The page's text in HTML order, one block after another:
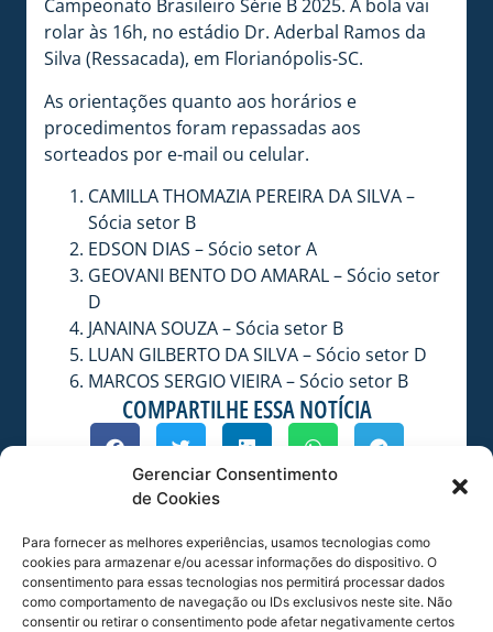
Gerenciar Consentimento
de Cookies
Para fornecer as melhores experiências, usamos tecnologias como
cookies para armazenar e/ou acessar informações do dispositivo. O
consentimento para essas tecnologias nos permitirá processar dados
como comportamento de navegação ou IDs exclusivos neste site. Não
consentir ou retirar o consentimento pode afetar negativamente certos
Campeonato Brasileiro Série B 2025. A bola vai
rolar às 16h, no estádio Dr. Aderbal Ramos da
Silva (Ressacada), em Florianópolis-SC.
As orientações quanto aos horários e
procedimentos foram repassadas aos
sorteados por e-mail ou celular.
CAMILLA THOMAZIA PEREIRA DA SILVA –
Sócia setor B
EDSON DIAS – Sócio setor A
GEOVANI BENTO DO AMARAL – Sócio setor
D
JANAINA SOUZA – Sócia setor B
LUAN GILBERTO DA SILVA – Sócio setor D
MARCOS SERGIO VIEIRA – Sócio setor B
COMPARTILHE ESSA NOTÍCIA
MAIS NOTÍCIAS